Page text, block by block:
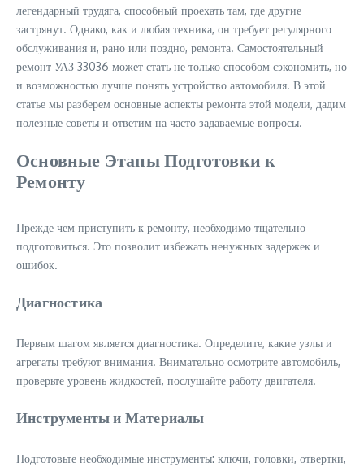
легендарный трудяга, способный проехать там, где другие
застрянут. Однако, как и любая техника, он требует регулярного
обслуживания и, рано или поздно, ремонта. Самостоятельный
ремонт УАЗ 33036 может стать не только способом сэкономить, но
и возможностью лучше понять устройство автомобиля. В этой
статье мы разберем основные аспекты ремонта этой модели, дадим
полезные советы и ответим на часто задаваемые вопросы.
Основные Этапы Подготовки к
Ремонту
Прежде чем приступить к ремонту, необходимо тщательно
подготовиться. Это позволит избежать ненужных задержек и
ошибок.
Диагностика
Первым шагом является диагностика. Определите, какие узлы и
агрегаты требуют внимания. Внимательно осмотрите автомобиль,
проверьте уровень жидкостей, послушайте работу двигателя.
Инструменты и Материалы
Подготовьте необходимые инструменты: ключи, головки, отвертки,